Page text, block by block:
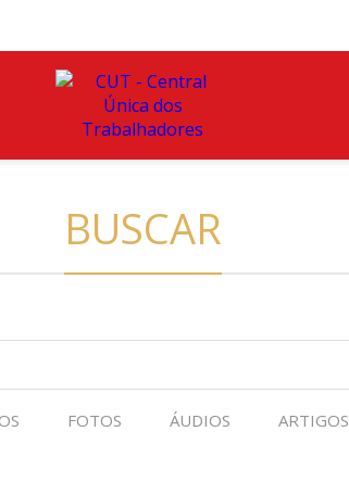
BUSCAR
FOTOS ÁUDIOS ARTIGOS